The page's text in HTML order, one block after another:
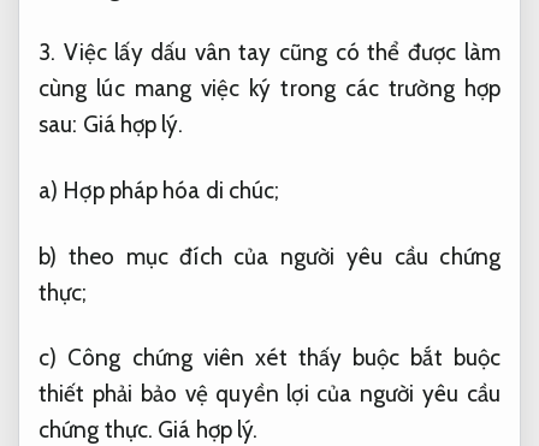
3. Việc lấy dấu vân tay cũng có thể được làm
cùng lúc mang việc ký trong các trường hợp
sau: Giá hợp lý.
a) Hợp pháp hóa di chúc;
b) theo mục đích của người yêu cầu chứng
thực;
c) Công chứng viên xét thấy buộc bắt buộc
thiết phải bảo vệ quyền lợi của người yêu cầu
chứng thực. Giá hợp lý.